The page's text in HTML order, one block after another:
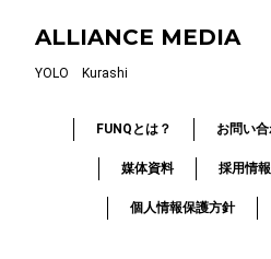
ALLIANCE MEDIA
YOLO Kurashi
FUNQとは？ お問い
媒体資料 採用情報
個人情報保護方針